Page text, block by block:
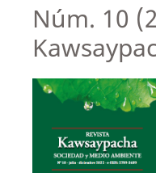
Núm. 10